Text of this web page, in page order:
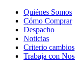
Quiénes Somos
Cómo Comprar
Despacho
Noticias
Criterio cambios
Trabaja con